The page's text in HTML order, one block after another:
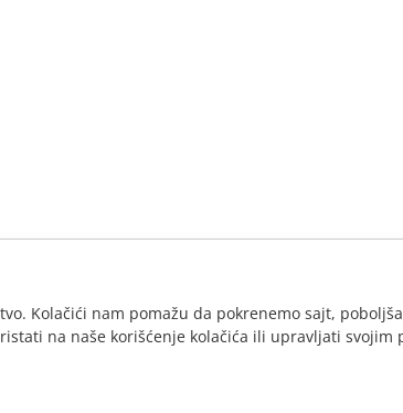
Kolačići nam pomažu da pokrenemo sajt,
na naše korišćenje kolačića ili upravljati svojim